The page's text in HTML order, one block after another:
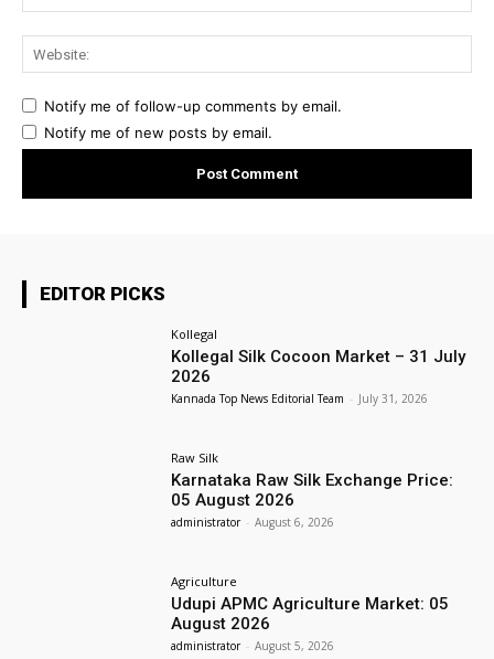
Notify me of follow-up comments by email.
Notify me of new posts by email.
EDITOR PICKS
Kollegal
Kollegal Silk Cocoon Market – 31 July
2026
Kannada Top News Editorial Team - July 31, 2026
Raw Silk
Karnataka Raw Silk Exchange Price:
05 August 2026
administrator - August 6, 2026
Agriculture
Udupi APMC Agriculture Market: 05
August 2026
administrator - August 5, 2026